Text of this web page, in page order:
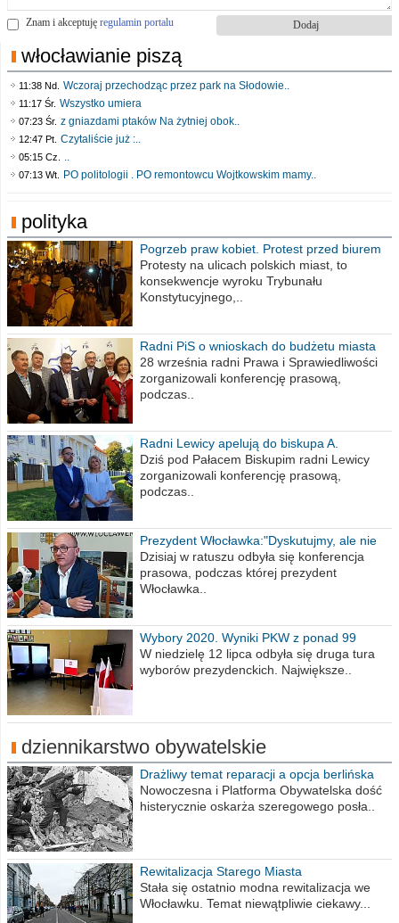
Znam i akceptuję regulamin portalu
włocławianie piszą
11:38 Nd. Wczoraj przechodząc przez park na Słodowie..
11:17 Śr. Wszystko umiera
07:23 Śr. z gniazdami ptaków Na żytniej obok..
12:47 Pt. Czytaliście już :..
05:15 Cz. ..
07:13 Wt. PO politologii . PO remontowcu Wojtkowskim mamy..
polityka
Pogrzeb praw kobiet. Protest przed biurem
poselskim PiS
Protesty na ulicach polskich miast, to
konsekwencje wyroku Trybunału
Konstytucyjnego,..
Radni PiS o wnioskach do budżetu miasta
na 2021 rok
28 września radni Prawa i Sprawiedliwości
zorganizowali konferencję prasową,
podczas..
Radni Lewicy apelują do biskupa A.
Wiesława Meringa
Dziś pod Pałacem Biskupim radni Lewicy
zorganizowali konferencję prasową,
podczas..
Prezydent Włocławka:"Dyskutujmy, ale nie
obrażajmy się”
Dzisiaj w ratuszu odbyła się konferencja
prasowa, podczas której prezydent
Włocławka..
Wybory 2020. Wyniki PKW z ponad 99
procent obwodów
W niedzielę 12 lipca odbyła się druga tura
wyborów prezydenckich. Największe..
dziennikarstwo obywatelskie
Drażliwy temat reparacji a opcja berlińska
Nowoczesna i Platforma Obywatelska dość
histerycznie oskarża szeregowego posła..
Rewitalizacja Starego Miasta
Stała się ostatnio modna rewitalizacja we
Włocławku. Temat niewątpliwie ciekawy...